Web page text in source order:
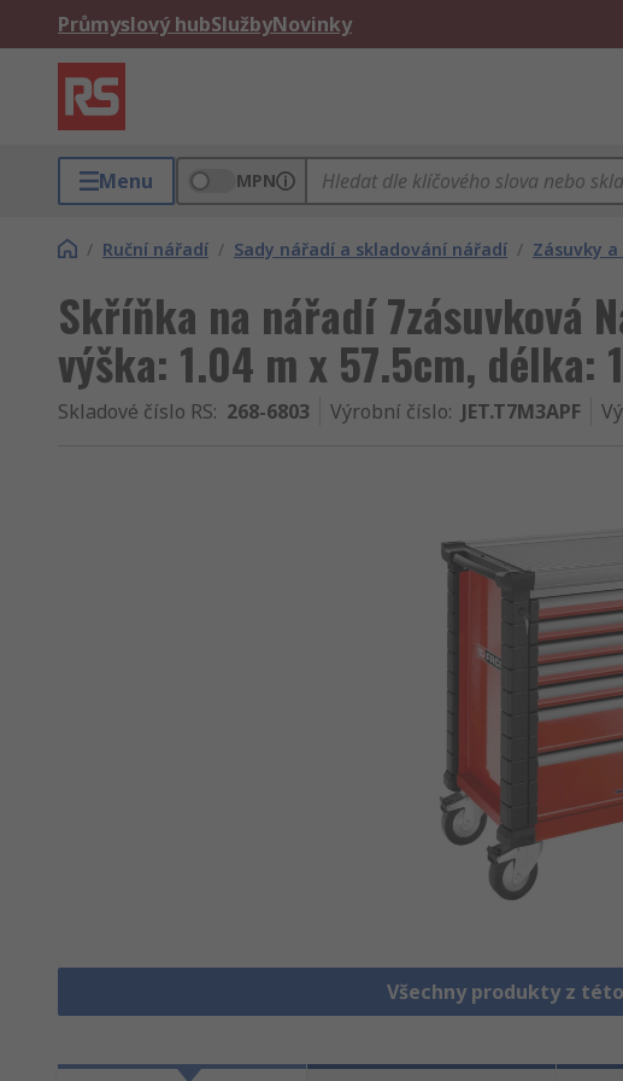
Průmyslový hubSlužbyNovinky
Menu MPN
/ Ruční nářadí / Sady nářadí a skladování nářadí / Zásuvky
Skříňka na nářadí 7zásuvková
výška: 1.04 m x 57.5cm, délka:
Skladové číslo RS: 268-6803 Výrobní číslo: JET.T7M3APF
Všechny produkty z